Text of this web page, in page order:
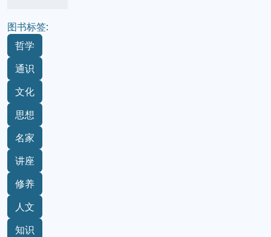
图书标签:
哲学
通识
文化
思想
名家
讲座
修养
人文
知识